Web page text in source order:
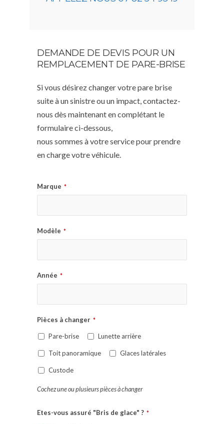
DEMANDE DE DEVIS POUR UN
REMPLACEMENT DE PARE-BRISE
Si vous désirez changer votre pare brise
suite à un sinistre ou un impact, contactez-
nous dès maintenant en complétant le
formulaire ci-dessous,
nous sommes à votre service pour prendre
en charge votre véhicule.
Marque *
Modèle *
Année *
Pièces à changer *
Pare-brise Lunette arrière
Toit panoramique Glaces latérales
Custode
Cochez une ou plusieurs pièces à changer
Etes-vous assuré "Bris de glace" ? *